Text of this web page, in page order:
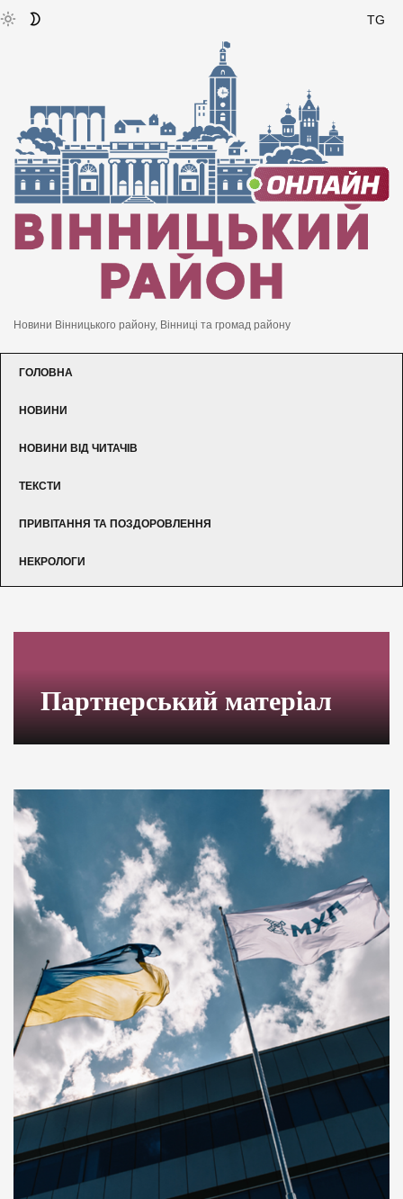
TG
Новини Вінницького району, Вінниці та громад району
ГОЛОВНА
НОВИНИ
НОВИНИ ВІД ЧИТАЧІВ
ТЕКСТИ
ПРИВІТАННЯ ТА ПОЗДОРОВЛЕННЯ
НЕКРОЛОГИ
Партнерський матеріал